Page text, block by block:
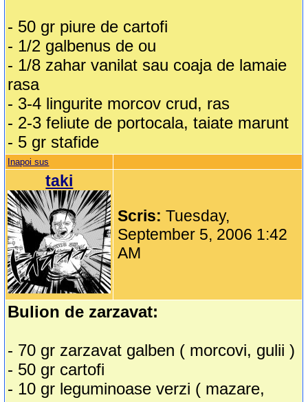
- 50 gr piure de cartofi
- 1/2 galbenus de ou
- 1/8 zahar vanilat sau coaja de lamaie
rasa
- 3-4 lingurite morcov crud, ras
- 2-3 feliute de portocala, taiate marunt
- 5 gr stafide
Inapoi sus
taki
Scris:Tuesday,
September 5, 2006 1:42
AM
Bulion de zarzavat:
- 70 gr zarzavat galben ( morcovi, gulii )
- 50 gr cartofi
- 10 gr leguminoase verzi ( mazare,